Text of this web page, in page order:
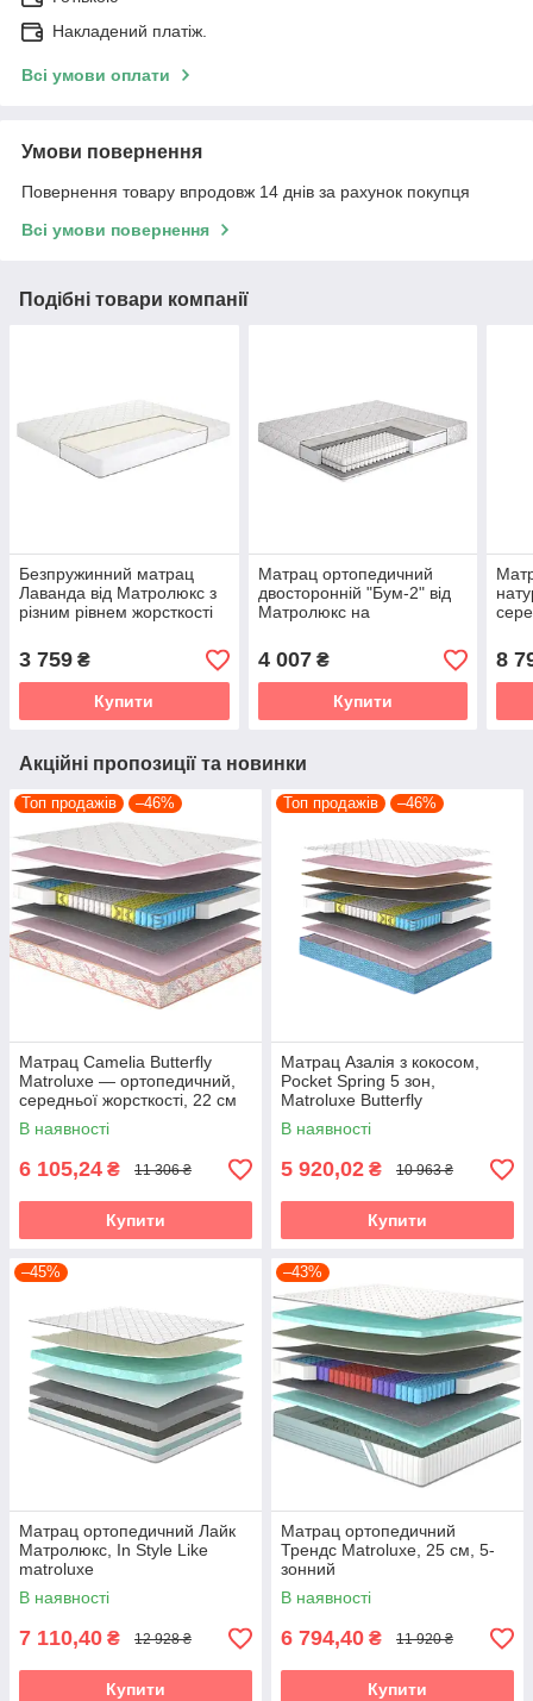
Накладений платіж.
Всі умови оплати
Умови повернення
Повернення товару впродовж 14 днів за рахунок покупця
Всі умови повернення
Подібні товари компанії
Безпружинний матрац
Лаванда від Матролюкс з
різним рівнем жорсткості
3 759 ₴
Купити
Матрац ортопедичний
двосторонній "Бум-2" від
Матролюкс на
блоці.
4 007₴
Купити
8
Акційні пропозиції та новинки
Топ продажів –46%
Матрац Camelia Butterfly
Matroluxe — ортопедичний,
середньої жорсткості, 22 см
(Камелія)
В наявності
6 105,24 ₴ 11 306 ₴
Купити
Топ продажів –46%
Матрац Азалія з кокосом,
Pocket Spring 5 зон,
Matroluxe Butterfly
В наявності
5 920,02 ₴ 10 963 ₴
Купити
–45%
Матрац ортопедичний Лайк
Матролюкс, In Style Like
matroluxe
В наявності
7 110,40 ₴ 12 928 ₴
Купити
–43%
Матрац ортопедичний
Трендс Matroluxe, 25 см, 5-
зонний
В наявності
6 794,40 ₴ 11 920 ₴
Купити